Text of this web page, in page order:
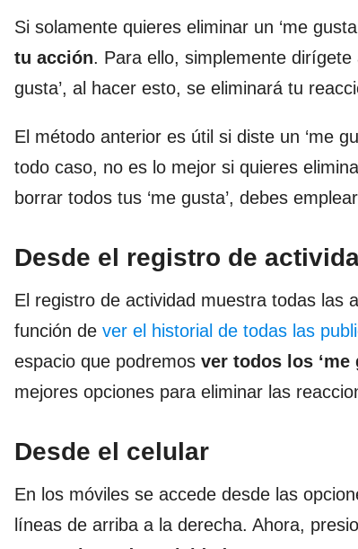
Si solamente quieres eliminar un ‘me
tu acción. Para ello, simplemente
gusta’, al hacer esto, se eliminará tu
El método anterior es útil si diste un ‘me
todo caso, no es lo mejor si quieres
borrar todos tus ‘me gusta’, debes
Desde el registro de
El registro de actividad muestra todas las
función de ver el historial de todas las
espacio que podremos ver todos los ‘me
mejores opciones para eliminar las
Desde el celular
En los móviles se accede desde las
líneas de arriba a la derecha. Ahora,